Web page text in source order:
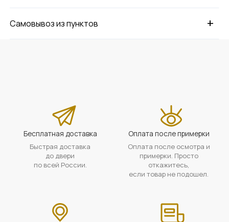
+
Самовывоз из пунктов
Бесплатная доставка
Быстрая доставка
до двери
по всей России.
Оплата после примерки
Оплата после осмотра и
примерки. Просто
откажитесь,
если товар не подошел.